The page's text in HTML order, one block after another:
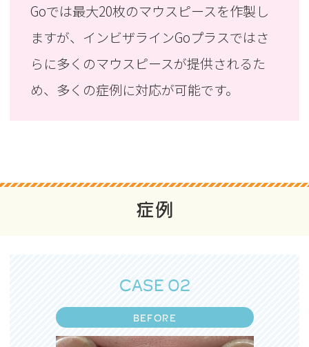
Goでは最大20枚のマウスピースを作製し
ますが、インビザラインGoプラスではさ
らに多くのマウスピースが提供されるた
め、多くの症例に対応が可能です。
症例
BEFORE
CASE 02
BEFORE